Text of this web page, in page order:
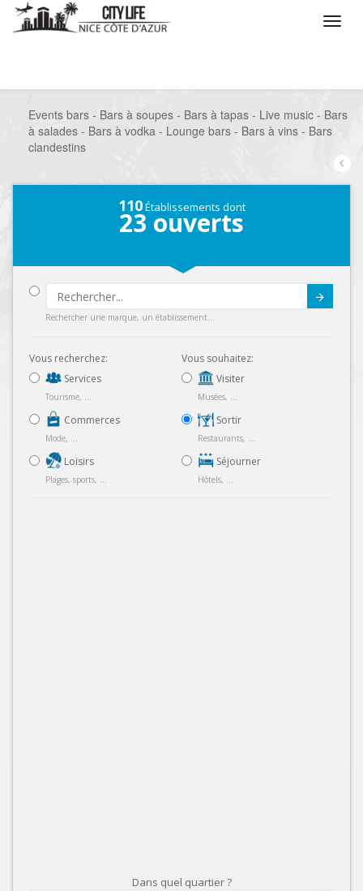
Events bars - Bars à soupes - Bars à tapas - Live music - Bars
à salades - Bars à vodka - Lounge bars - Bars à vins - Bars
clandestins
110Établissements dont
23 ouverts
Rechercher une marque, un établissement...
Vous recherchez:
Services
Tourisme, ...
Commerces
Mode, ...
Loisirs
Plages, sports, ...
Vous souhaitez:
Visiter
Musées, ...
Sortir
Restaurants, ...
Séjourner
Hôtels, ...
Dans quel quartier ?